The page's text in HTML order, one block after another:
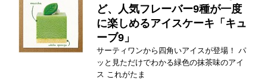
ど、人気フレーバー9種が一度
に楽しめるアイスケーキ「キュ
ーブ9」
サーティワンから四角いアイスが登場！ パ
ッと見ただけでわかる緑色の抹茶味のアイ
ス これがたま